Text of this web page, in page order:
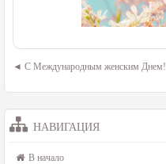
С Международным женским Днем!
НАВИГАЦИЯ
В начало